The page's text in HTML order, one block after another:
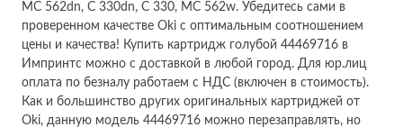
MC 562dn, C 330dn, C 330, MC 562w. Убедитесь сами в
проверенном качестве Oki с оптимальным соотношением
цены и качества! Купить картридж голубой 44469716 в
Импринтс можно с доставкой в любой город. Для юр.лиц
оплата по безналу работаем с НДС (включен в стоимость).
Как и большинство других оригинальных картриджей от
Oki, данную модель 44469716 можно перезаправлять, но